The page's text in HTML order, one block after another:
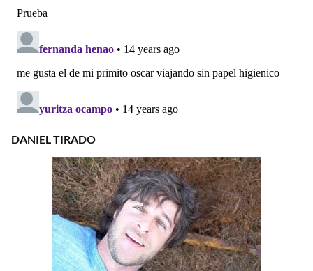
DANIEL TIRADO